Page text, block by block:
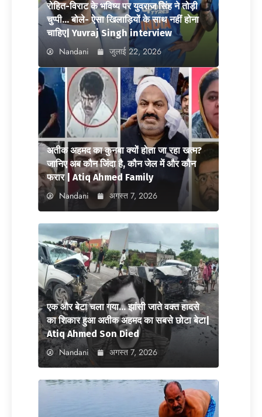
रोहित-विराट के भविष्य पर युवराज सिंह ने तोड़ी
चुप्पी… बोले- ऐसा खिलाड़ियों के साथ नहीं होना
चाहिए| Yuvraj Singh interview
Nandani जुलाई 22, 2026
अतीक अहमद का कुनबा क्यों होता जा रहा खत्म?
जानिए अब कौन जिंदा है, कौन जेल में और कौन
फरार | Atiq Ahmed Family
Nandani अगस्त 7, 2026
एक और बेटा चला गया… झांसी जाते वक्त हादसे
का शिकार हुआ अतीक अहमद का सबसे छोटा बेटा|
Atiq Ahmed Son Died
Nandani अगस्त 7, 2026